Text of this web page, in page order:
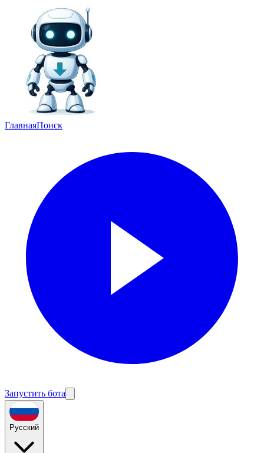
ГлавнаяПоиск
Запустить бота
Русский